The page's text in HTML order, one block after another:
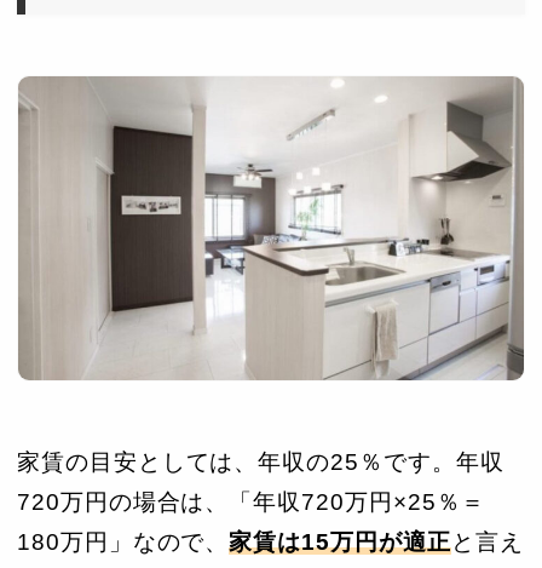
家賃の目安としては、年収の25％です。年収
720万円の場合は、「年収720万円×25％＝
180万円」なので、家賃は15万円が適正と言え